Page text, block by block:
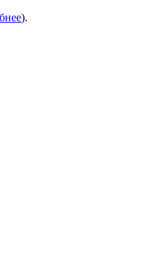
).